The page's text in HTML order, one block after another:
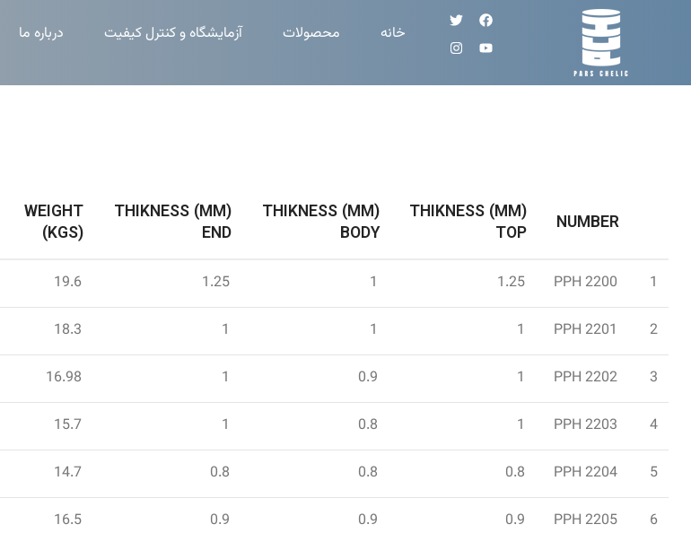
خانه محصولات آزمایشگاه و کنترل کیفیت درباره ما
NUMBER
THIKNESS (MM)
TOP
THIKNESS (MM)
BODY
THIKNESS (MM)
END
WEIGHT
(KGS)
1
PPH 2200
1.25
1
1.25
19.6
2
PPH 2201
1
1
1
18.3
3
PPH 2202
1
0.9
1
16.98
4
PPH 2203
1
0.8
1
15.7
5
PPH 2204
0.8
0.8
0.8
14.7
6
PPH 2205
0.9
0.9
0.9
16.5